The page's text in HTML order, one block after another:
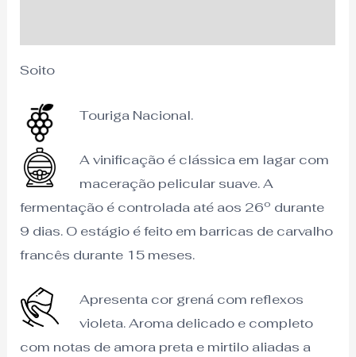
Soito
Touriga Nacional.
A vinificação é clássica em lagar com
maceração pelicular suave. A
fermentação é controlada até aos 26º durante
9 dias. O estágio é feito em barricas de carvalho
francês durante 15 meses.
Apresenta cor grená com reflexos
violeta. Aroma delicado e completo
com notas de amora preta e mirtilo aliadas a